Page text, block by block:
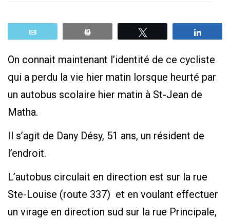
On connait maintenant l’identité de ce cycliste
qui a perdu la vie hier matin lorsque heurté par
un autobus scolaire hier matin à St-Jean de
Matha.
Il s’agit de Dany Désy, 51 ans, un résident de
l’endroit.
L’autobus circulait en direction est sur la rue
Ste-Louise (route 337) et en voulant effectuer
un virage en direction sud sur la rue Principale,